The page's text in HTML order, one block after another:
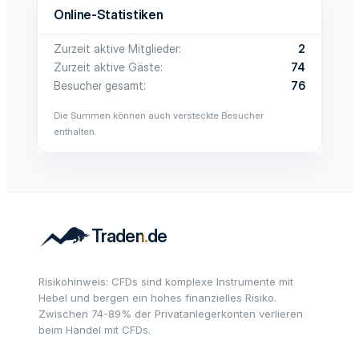
Online-Statistiken
Zurzeit aktive Mitglieder
2
Zurzeit aktive Gäste
74
Besucher gesamt
76
Die Summen können auch versteckte Besucher
enthalten.
Risikohinweis: CFDs sind komplexe Instrumente mit
Hebel und bergen ein hohes finanzielles Risiko.
Zwischen 74-89% der Privatanlegerkonten verlieren
beim Handel mit CFDs.